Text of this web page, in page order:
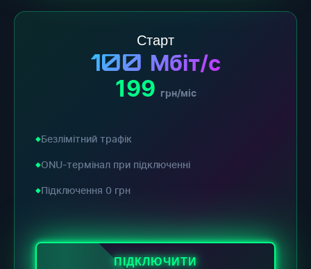
Старт
100 Мбіт/с
199 грн/міс
Безлімітний трафік
ONU-термінал при підключенні
Підключення 0 грн
ПІДКЛЮЧИТИ